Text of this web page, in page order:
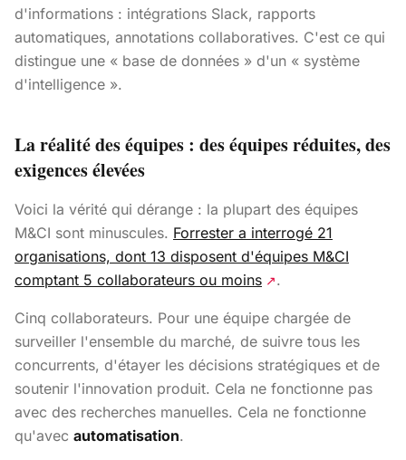
d'informations : intégrations Slack, rapports
automatiques, annotations collaboratives. C'est ce qui
distingue une « base de données » d'un « système
d'intelligence ».
La réalité des équipes : des équipes réduites, des
exigences élevées
Voici la vérité qui dérange : la plupart des équipes
M&CI sont minuscules. Forrester a interrogé 21
organisations, dont 13 disposent d'équipes M&CI
comptant 5 collaborateurs ou moins ↗.
Cinq collaborateurs. Pour une équipe chargée de
surveiller l'ensemble du marché, de suivre tous les
concurrents, d'étayer les décisions stratégiques et de
soutenir l'innovation produit. Cela ne fonctionne pas
avec des recherches manuelles. Cela ne fonctionne
qu'avec automatisation.